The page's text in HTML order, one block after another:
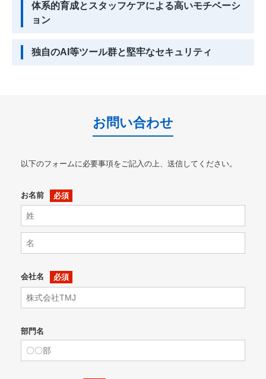
体系的育成とスタッフケアによる高いモチベーシ
ョン
独自のAI等ツール群と堅牢なセキュリティ
お問い合わせ
以下のフォームに必要事項をご記入の上、送信してください。
お名前
会社名
部門名